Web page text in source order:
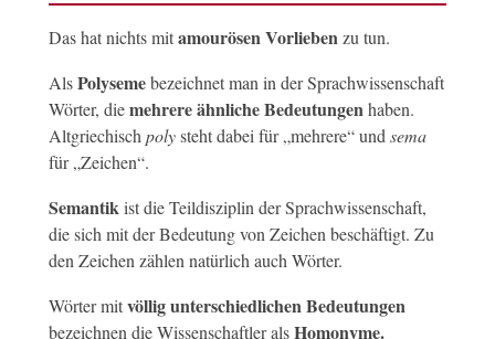
Das hat nichts mitamourösen Vorliebenzu tun.
AlsPolysemebezeichnet man in der Sprachwissenschaft
Wörter, diemehrere ähnliche Bedeutungen haben.
Altgriechisch polysteht dabei für „mehrere“ und sema
für „Zeichen“.
Semantik ist die Teildisziplin der Sprachwissenschaft,
die sich mit der Bedeutung von Zeichen beschäftigt. Zu
den Zeichen zählen natürlich auch Wörter.
Wörter mitvöllig unterschiedlichen Bedeutungen
bezeichnen die Wissenschaftler alsHomonyme.